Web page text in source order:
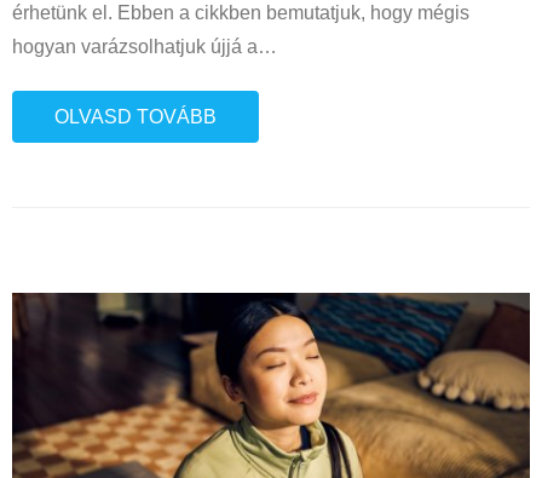
érhetünk el. Ebben a cikkben bemutatjuk, hogy mégis
hogyan varázsolhatjuk újjá a…
OLVASD TOVÁBB